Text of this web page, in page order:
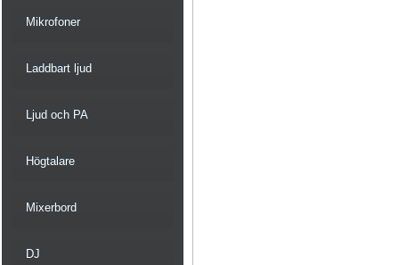
Mikrofoner
Laddbart ljud
Ljud och PA
Högtalare
Mixerbord
DJ